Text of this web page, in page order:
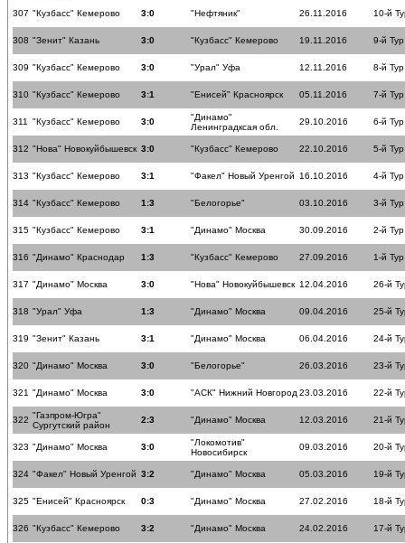
307 "Кузбасс" Кемерово 3:0 "Нефтяник" 26.11.2016 10-й
308 "Зенит" Казань 3:0 "Кузбасс" Кемерово 19.11.2016 9-й Тур
309 "Кузбасс" Кемерово 3:0 "Урал" Уфа 12.11.2016 8-й Тур
310 "Кузбасс" Кемерово 3:1 "Енисей" Красноярск 05.11.2016 7-й Тур
311 "Кузбасс" Кемерово 3:0
"Динамо"
Ленинградксая обл.
29.10.2016 6-й Тур
312 "Нова" Новокуйбышевск 3:0 "Кузбасс" Кемерово 22.10.2016 5-й Тур
313 "Кузбасс" Кемерово 3:1 "Факел" Новый Уренгой 16.10.2016 4-й Тур
314 "Кузбасс" Кемерово 1:3 "Белогорье" 03.10.2016 3-й Тур
315 "Кузбасс" Кемерово 3:1 "Динамо" Москва 30.09.2016 2-й Тур
316 "Динамо" Краснодар 1:3 "Кузбасс" Кемерово 27.09.2016 1-й Тур
317 "Динамо" Москва 3:0 "Нова" Новокуйбышевск 12.04.2016 26-й
318 "Урал" Уфа 1:3 "Динамо" Москва 09.04.2016 25-й
319 "Зенит" Казань 3:1 "Динамо" Москва 06.04.2016 24-й
320 "Динамо" Москва 3:0 "Белогорье" 26.03.2016 23-й
321 "Динамо" Москва 3:0 "АСК" Нижний Новгород 23.03.2016 22-й
322 "Газпром-Югра"
Сургутский район
2:3 "Динамо" Москва 12.03.2016 21-й
323 "Динамо" Москва 3:0
"Локомотив"
Новосибирск
09.03.2016 20-й
324 "Факел" Новый Уренгой 3:2 "Динамо" Москва 05.03.2016 19-й
325 "Енисей" Красноярск 0:3 "Динамо" Москва 27.02.2016 18-й
326 "Кузбасс" Кемерово 3:2 "Динамо" Москва 24.02.2016 17-й